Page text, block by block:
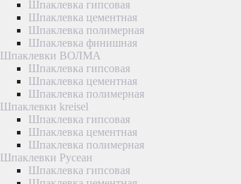
Шпаклевка гипсовая
Шпаклевка цементная
Шпаклевка полимерная
Шпаклевка финишная
Шпаклевки ВОЛМА
Шпаклевка гипсовая
Шпаклевка цементная
Шпаклевка полимерная
Шпаклевки kreisel
Шпаклевка гипсовая
Шпаклевка цементная
Шпаклевка полимерная
Шпаклевки Русеан
Шпаклевка гипсовая